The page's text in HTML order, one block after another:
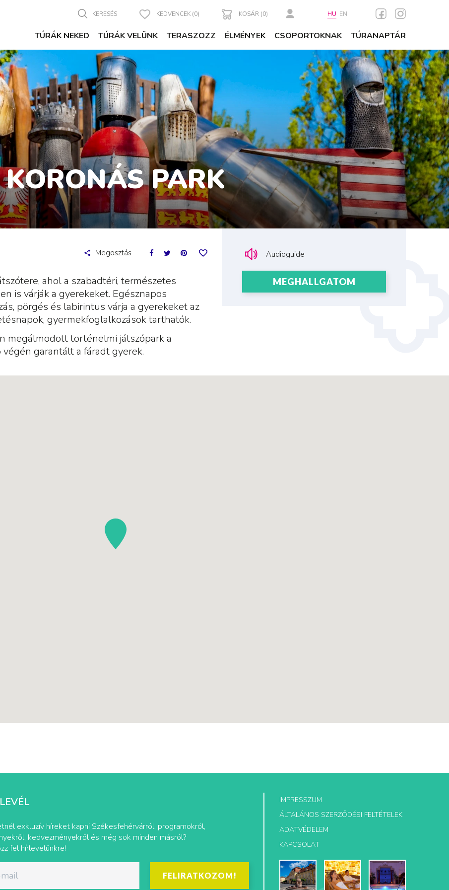
TÚRÁK NEKED TÚRÁK VELÜNK TERASZOZZ ÉLMÉNYEK CSOPORTOKNAK TÚRANAPTÁR
KERESÉS KEDVENCEK (0) KOSÁR (0) HU EN
KORONÁS PARK
Megosztás
ahol a szabadtéri, természetes
is várják a gyerekeket. Egésznapos
pörgés és labirintus várja a gyerekeket az
gyermekfoglalkozások tarthatók.
megálmodott történelmi játszópark a
garantált a fáradt gyerek.
Audioguide
MEGHALLGATOM
exkluzív híreket kapni Székesfehérvárról, programokról,
kedvezményekről és még sok minden másról?
fel hírlevelünkre!
FELIRATKOZOM!
IMPRESSZUM
ÁLTALÁNOS SZERZŐDÉSI FELTÉTELEK
ADATVÉDELEM
KAPCSOLAT